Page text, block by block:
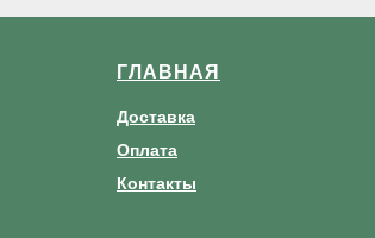
ГЛАВНАЯ
Доставка
Оплата
Контакты